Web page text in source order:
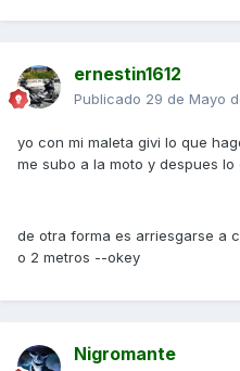
ernestin1612
Publicado 29 de Mayo
yo con mi maleta givi lo que
me subo a la moto y despues
de otra forma es arriesgarse a
o 2 metros --okey
Nigromante